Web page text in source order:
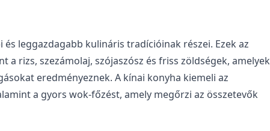
leggazdagabb kulináris tradícióinak részei. Ezek az
a rizs, szezámolaj, szójaszósz és friss zöldségek, amelyek
eredményeznek. A kínai konyha kiemeli az
a gyors wok-főzést, amely megőrzi az összetevők